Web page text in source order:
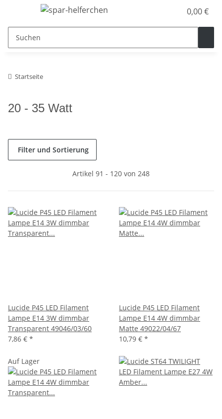
0,00 €
Startseite
20 - 35 Watt
Filter und Sortierung
Artikel 91 - 120 von 248
Lucide P45 LED Filament
Lampe E14 3W dimmbar
Transparent 49046/03/60
7,86 € *
Lucide P45 LED Filament
Lampe E14 4W dimmbar
Matte 49022/04/67
10,79 € *
Auf Lager